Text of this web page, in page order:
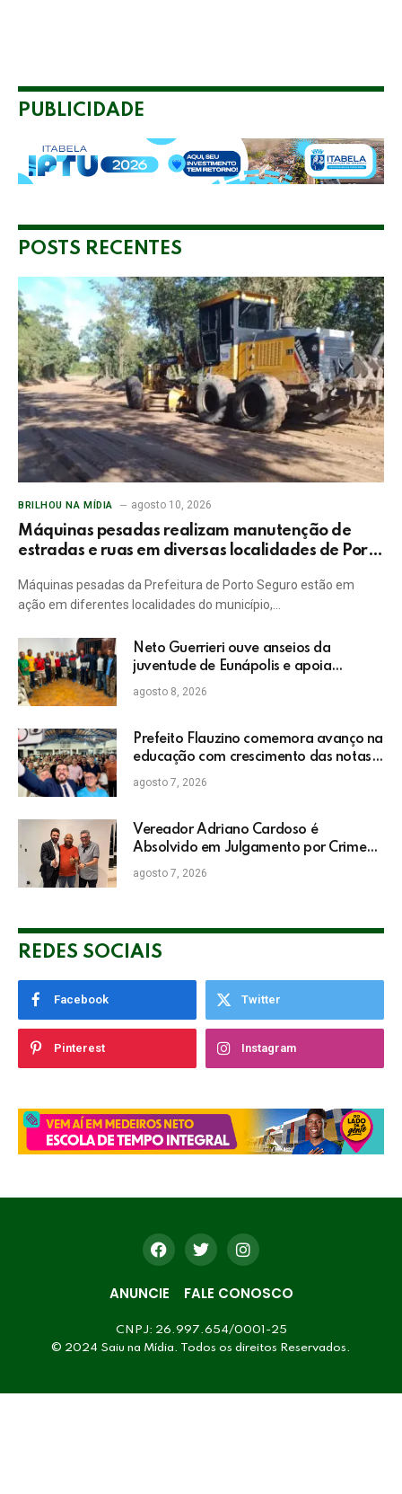
PUBLICIDADE
POSTS RECENTES
BRILHOU NA MÍDIA agosto 10, 2026
Máquinas pesadas realizam manutenção de
estradas e ruas em diversas localidades de Porto
Máquinas pesadas da Prefeitura de Porto Seguro estão em
ação em diferentes localidades do município,…
Neto Guerrieri ouve anseios da
juventude de Eunápolis e apoia
projetos sociais
agosto 8, 2026
Prefeito Flauzino comemora avanço na
educação com crescimento das notas
do IDEB da rede pública de Itabela
agosto 7, 2026
Vereador Adriano Cardoso é
Absolvido em Julgamento por Crime
Eleitoral no TRE
agosto 7, 2026
REDES SOCIAIS
Facebook Twitter
Pinterest Instagram
ANUNCIE FALE CONOSCO
CNPJ: 26.997.654/0001-25
© 2024 Saiu na Mídia. Todos os direitos Reservados.